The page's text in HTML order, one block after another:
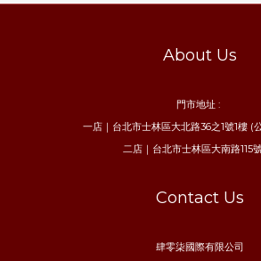
About Us
門市地址 :
一店｜台北市士林區大北路36之1號1樓 (
二店｜台北市士林區大南路115
Contact Us
肆零柒國際有限公司